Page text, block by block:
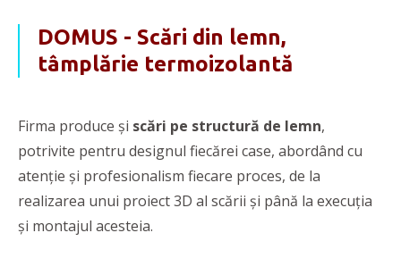
DOMUS - Scări din lemn,
tâmplărie termoizolantă
Firma produce și scări pe structură de lemn,
potrivite pentru designul fiecărei case, abordând cu
atenție și profesionalism fiecare proces, de la
realizarea unui proiect 3D al scării și până la execuția
și montajul acesteia.